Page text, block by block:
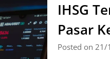
IHSG
Pasar
Posted on